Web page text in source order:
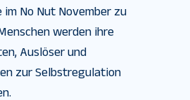
No Nut November zu
werden ihre
Auslöser und
zur Selbstregulation